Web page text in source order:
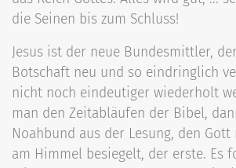
die Seinen bis zum Schluss!
Jesus ist der neue Bundesmittler,
Botschaft neu und so eindringlich
nicht noch eindeutiger wiederholt
man den Zeitabläufen der Bibel,
Noahbund aus der Lesung, den
am Himmel besiegelt, der erste. Es